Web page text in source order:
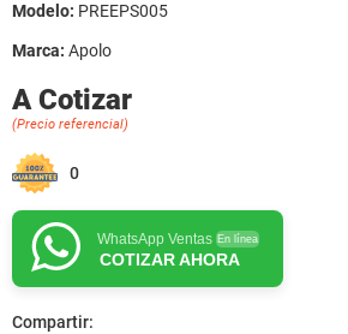
Modelo: PREEPS005
Marca: Apolo
A Cotizar
(Precio referencial)
0
WhatsApp Ventas En línea
COTIZAR AHORA
Compartir: